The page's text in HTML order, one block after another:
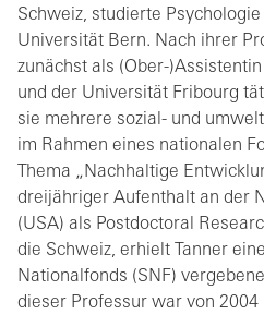
Schweiz, studierte
Universität Bern. Nach ihrer
zunächst als (Ober-
und der Universität Fribourg
sie mehrere sozial- und
im Rahmen eines nationalen
Thema „Nachhaltige
dreijähriger Aufenthalt an der
(USA) als Postdoctoral
die Schweiz, erhielt Tanner
Nationalfonds (SNF)
dieser Professur war von 2004